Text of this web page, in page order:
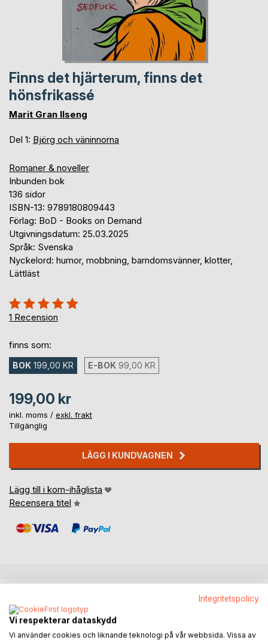
Finns det hjärterum, finns det
hönsfrikassé
Marit Gran Ilseng
Del 1: Björg och väninnorna
Romaner & noveller
Inbunden bok
136 sidor
ISBN-13: 9789180809443
Förlag: BoD - Books on Demand
Utgivningsdatum: 25.03.2025
Språk: Svenska
Nyckelord: humor, mobbning, barndomsvänner, klotter,
Lättläst
Betyg::
100%
1 Recension
finns som:
BOK 199,00 KR E-BOK 99,00 KR
199,00 kr
inkl. moms / exkl. frakt
Tillgänglig
LÄGG I KUNDVAGNEN
Lägg till i kom-ihåglista
Recensera titel
Pratkvarnen Bjørg är sjuttiofem år och bor på Bøler i Oslo.
Integritetspolicy
Vi respekterar dataskydd
Vi använder cookies och liknande teknologi på vår webbsida. Vissa av